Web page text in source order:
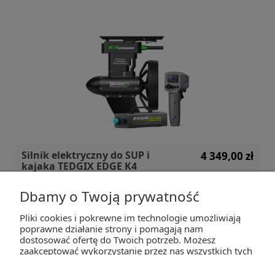
Silnik elektryczny do SUP i
kajaka TEDGIX EDGE K4
4 349,00 zł
ZAKUPY
Dbamy o Twoją prywatność
Pliki cookies i pokrewne im technologie umożliwiają
poprawne działanie strony i pomagają nam
dostosować ofertę do Twoich potrzeb. Możesz
zaakceptować wykorzystanie przez nas wszystkich tych